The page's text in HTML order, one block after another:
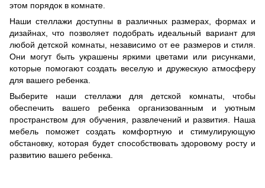
этом порядок в комнате.
Наши стеллажи доступны в различных размерах, формах и
дизайнах, что позволяет подобрать идеальный вариант для
любой детской комнаты, независимо от ее размеров и стиля.
Они могут быть украшены яркими цветами или рисунками,
которые помогают создать веселую и дружескую атмосферу
для вашего ребенка.
Выберите наши стеллажи для детской комнаты, чтобы
обеспечить вашего ребенка организованным и уютным
пространством для обучения, развлечений и развития. Наша
мебель поможет создать комфортную и стимулирующую
обстановку, которая будет способствовать здоровому росту и
развитию вашего ребенка.